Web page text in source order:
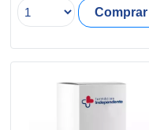
Comprar